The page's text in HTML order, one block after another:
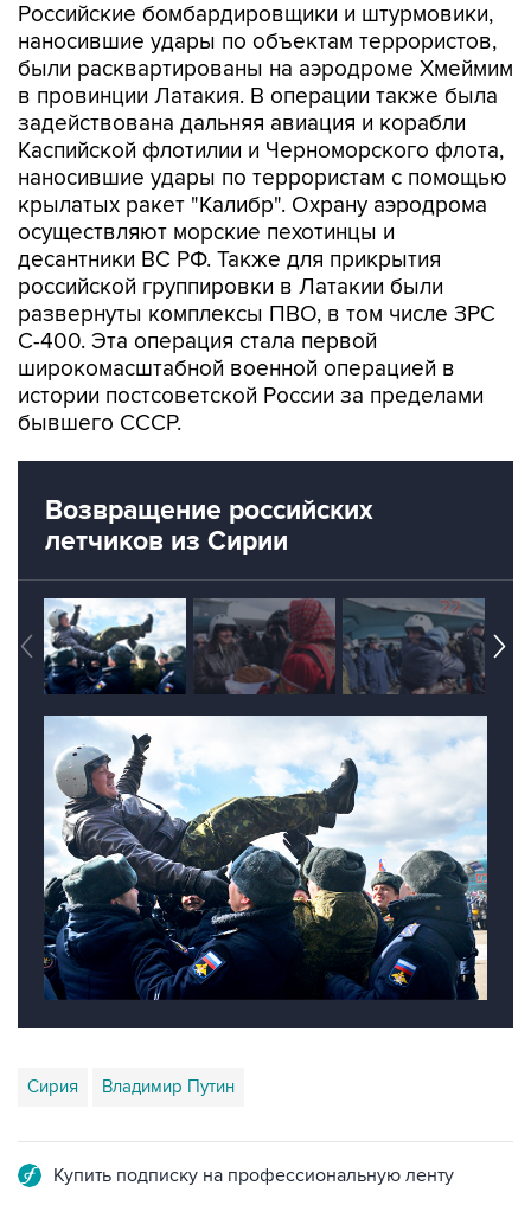
Российские бомбардировщики и штурмовики,
наносившие удары по объектам террористов,
были расквартированы на аэродроме Хмеймим
в провинции Латакия. В операции также была
задействована дальняя авиация и корабли
Каспийской флотилии и Черноморского флота,
наносившие удары по террористам с помощью
крылатых ракет "Калибр". Охрану аэродрома
осуществляют морские пехотинцы и
десантники ВС РФ. Также для прикрытия
российской группировки в Латакии были
развернуты комплексы ПВО, в том числе ЗРС
С-400. Эта операция стала первой
широкомасштабной военной операцией в
истории постсоветской России за пределами
бывшего СССР.
Возвращение российских
летчиков из Сирии
Сирия Владимир Путин
Купить подписку на профессиональную ленту